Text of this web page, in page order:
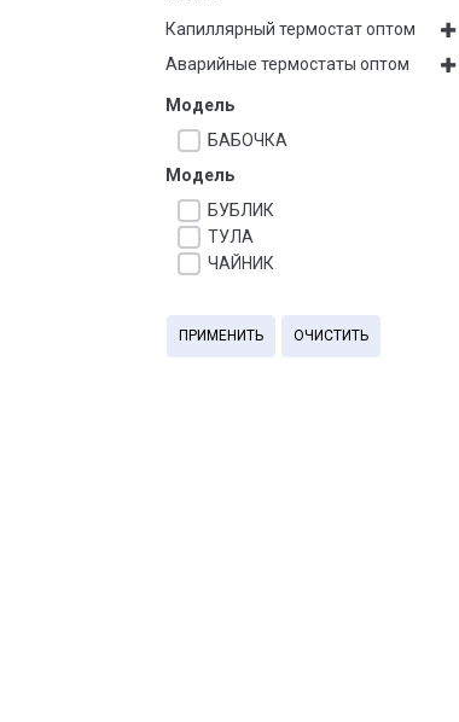
Капиллярный термостат оптом
Аварийные термостаты оптом
Модель
БАБОЧКА
Модель
БУБЛИК
ТУЛА
ЧАЙНИК
ПРИМЕНИТЬ ОЧИСТИТЬ